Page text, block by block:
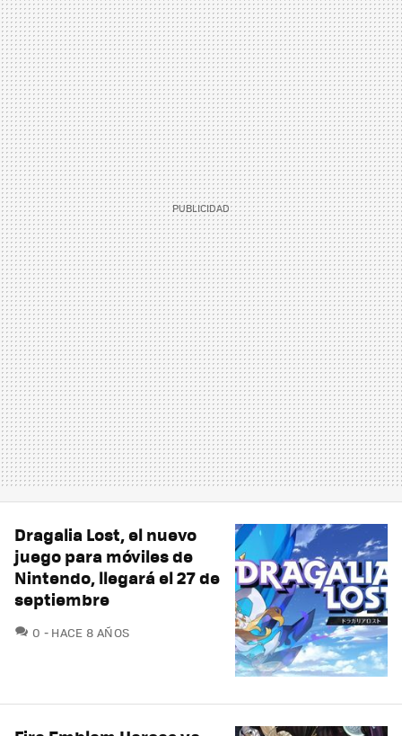
Dragalia Lost, el nuevo
juego para móviles de
Nintendo, llegará el 27 de
septiembre
0 COMENTARIOS
HACE 8 AÑOS